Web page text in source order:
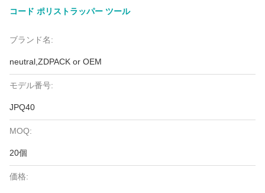
コード ポリストラッパー ツール
ブランド名:
neutral,ZDPACK or OEM
モデル番号:
JPQ40
MOQ:
20個
価格: